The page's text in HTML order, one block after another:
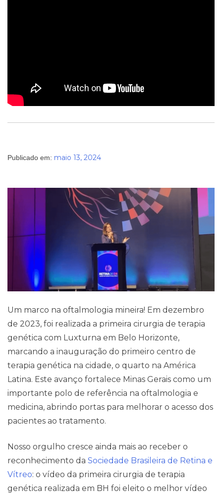
Publicado em: maio 13, 2024
Um marco na oftalmologia mineira! Em dezembro
de 2023, foi realizada a primeira cirurgia de terapia
genética com Luxturna em Belo Horizonte,
marcando a inauguração do primeiro centro de
terapia genética na cidade, o quarto na América
Latina. Este avanço fortalece Minas Gerais como um
importante polo de referência na oftalmologia e
medicina, abrindo portas para melhorar o acesso dos
pacientes ao tratamento.
Nosso orgulho cresce ainda mais ao receber o
reconhecimento da Sociedade Brasileira de Retina e
Vítreo: o vídeo da primeira cirurgia de terapia
genética realizada em BH foi eleito o melhor vídeo